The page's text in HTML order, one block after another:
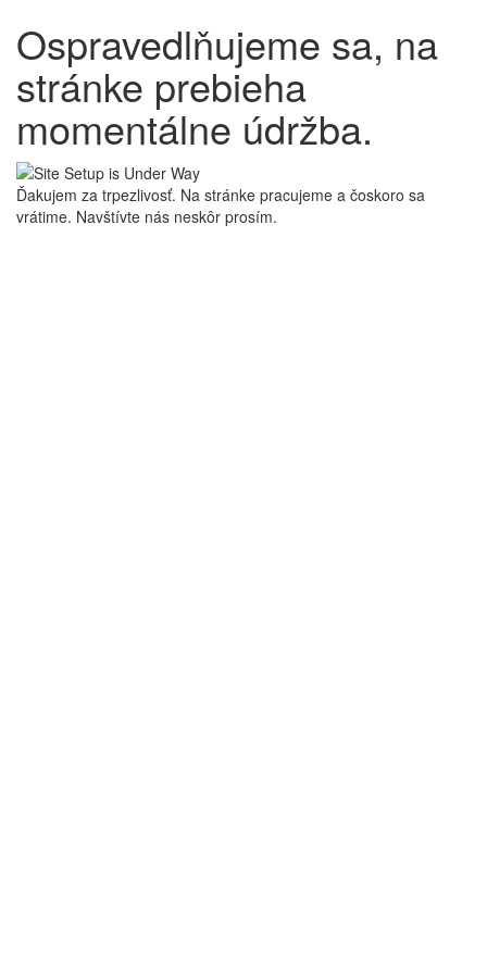
Ospravedlňujeme sa, na
stránke prebieha
momentálne údržba.
Ďakujem za trpezlivosť. Na stránke pracujeme a čoskoro sa
vrátime. Navštívte nás neskôr prosím.